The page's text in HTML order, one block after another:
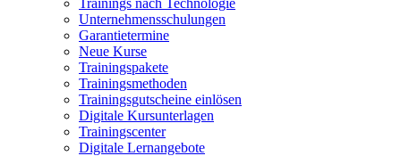
Trainings nach Technologie
Unternehmensschulungen
Garantietermine
Neue Kurse
Trainingspakete
Trainingsmethoden
Trainingsgutscheine einlösen
Digitale Kursunterlagen
Trainingscenter
Digitale Lernangebote